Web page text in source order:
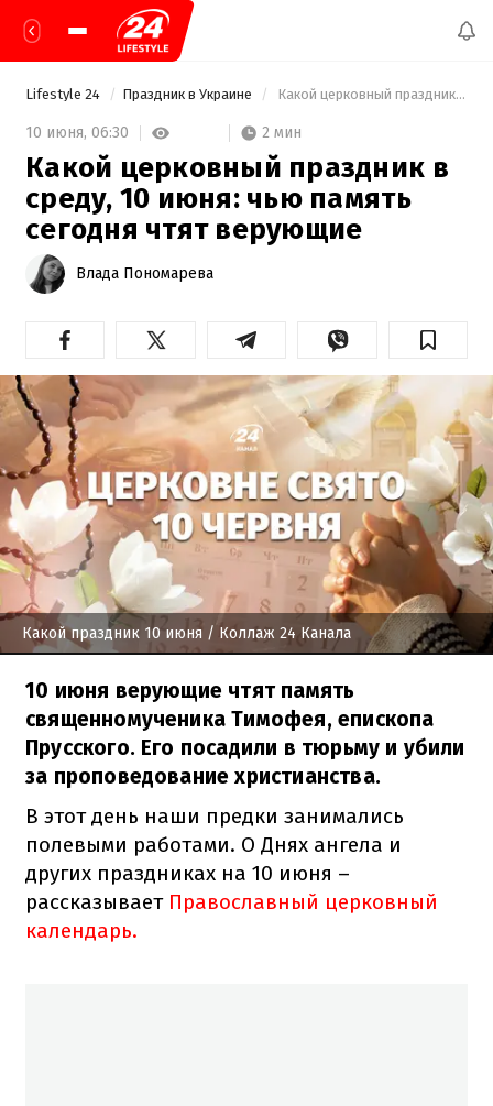
Lifestyle 24 Праздник в Украине Какой церковный праздник в среду, 10 июня: чью память сегодня чтят верующие
10 июня, 06:30 2 мин
Какой церковный праздник в
среду, 10 июня: чью память
сегодня чтят верующие
Влада Пономарева
Какой праздник 10 июня / Коллаж 24 Канала
10 июня верующие чтят память
священномученика Тимофея, епископа
Прусского. Его посадили в тюрьму и убили
за проповедование христианства.
В этот день наши предки занимались
полевыми работами. О Днях ангела и
других праздниках на 10 июня –
рассказывает Православный церковный
календарь.